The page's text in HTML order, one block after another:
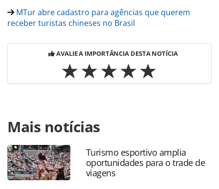
MTur abre cadastro para agências que querem
receber turistas chineses no Brasil
AVALIE A IMPORTÂNCIA DESTA NOTÍCIA
https://www.panrotas.com.br/mercado/economia-e-
politica/2026/04/10o-salao-do-turismo-tera-simulacao-e-
contratacao-de-fungetur-na-hora_227718.html ou as
ferramentas oferecidas na página. Todo o conteúdo
produzido pela PANROTAS Editora é protegido pela
legislação brasileira sobre direito autoral. Não reproduza o
Mais notícias
Turismo esportivo amplia
oportunidades para o trade de
viagens